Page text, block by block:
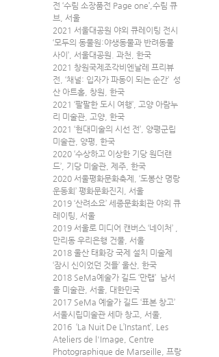
전 ‘수림 소장품전 Page one’,수림 큐
브, 서울
2021 서울대공원 야외 큐레이팅 전시
‘모두의 동물원:야생동물과 반려동물
사이’, 서울대공원. 과천, 한국
2021 창원국제조각비엔날레 프리뷰
전, ‘채널: 입자가 파동이 되는 순간’  성
산 아트홀, 창원, 한국
2021 ‘팔팔한 도시 여행’, 고양 아람누
리 미술관, 고양, 한국
2021 ‘현대미술의 시선 전’, 양평군립
미술관, 양평, 한국
2020 ‘수상하고 이상한 기당 원더랜
드’, 기당 미술관, 제주, 한국
2020 서울평화문화축제, ‘도봉산 명랑
운동회’ 평화문화진지, 서울
2019 ‘산려소요’ 세종문화회관 야외 큐
레이팅, 서울
2019 서울로 미디어 캔버스 ‘네이처’ ,
만리동 우리은행 건물, 서울
2018 울산 태화강 국제 설치 미술제
‘잠시 신이었던 것들’ 울산, 한국
2018 SeMa예술가 길드 ‘만랩’  남서
울 미술관, 서울, 대한민국
2017 SeMa 예술가 길드 ‘표본 창고’
서울시립미술관 세마 창고, 서울,
2016  ‘La Nuit De L’Instant’, Les
Ateliers de l'Image, Centre
Photographique de Marseille, 프랑